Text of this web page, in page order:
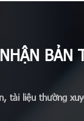
BẢN
tài liệu thường